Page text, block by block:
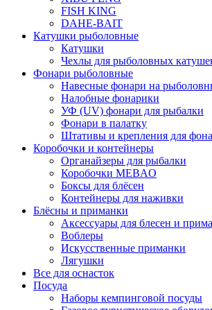
FISH KING
DAHE-BAIT
Катушки рыболовные
Катушки
Чехлы для рыболовных
Фонари рыболовные
Навесные фонари на
Налобные фонарики
УФ (UV) фонари для рыбалки
Фонари в палатку
Штативы и крепления для
Коробочки и контейнеры
Органайзеры для рыбалки
Коробочки MEBAO
Боксы для блёсен
Контейнеры для наживки
Блёсны и приманки
Аксессуары для блесен и
Воблеры
Искусственные приманки
Лягушки
Все для оснасток
Посуда
Наборы кемпинговой посуды